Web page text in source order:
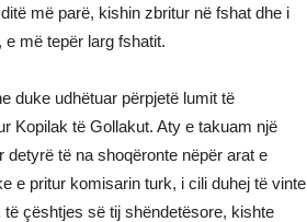
më parë, kishin zbritur në fshat dhe i
më tepër larg fshatit.
duke udhëtuar përpjetë lumit të
Kopilak të Gollakut. Aty e takuam një
të na shoqëronte nëpër arat e
e pritur komisarin turk, i cili duhej të vinte
çështjes së tij shëndetësore, kishte